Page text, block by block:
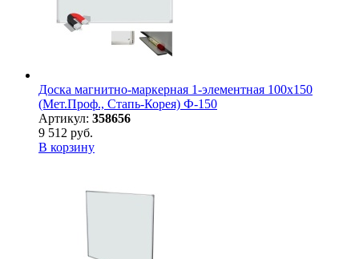
Доска магнитно-маркерная 1-элементная 100х150
(Мет.Проф., Стапь-Корея) Ф-150
Артикул: 358656
9 512 руб.
В корзину